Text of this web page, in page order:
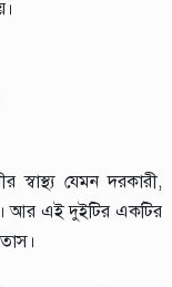
স্বাস্থ্য যেমন দরকারী,
আর এই দুইটির একটির